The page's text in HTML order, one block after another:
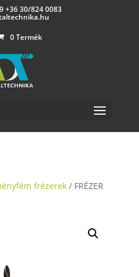
+36 30/824 0083
0 Termék
frézerek/ FRÉZER